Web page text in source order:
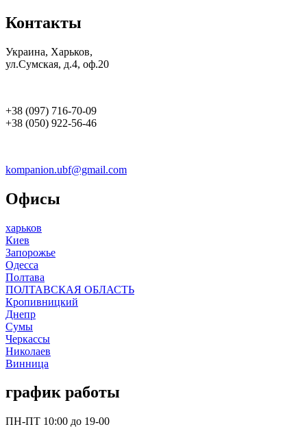
Контакты
Украина, Харьков,
ул.Сумская, д.4, оф.20
+38 (097) 716-70-09
+38 (050) 922-56-46
kompanion.ubf@gmail.com
Офисы
харьков
Киев
Запорожье
Одесса
Полтава
ПОЛТАВСКАЯ ОБЛАСТЬ
Кропивницкий
Днепр
Сумы
Черкассы
Николаев
Винница
график работы
ПН-ПТ 10:00 до 19-00